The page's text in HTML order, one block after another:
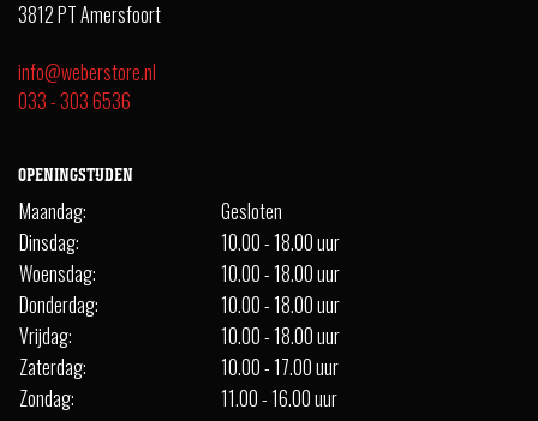
3812 PT Amersfoort
info@weberstore.nl
033 - 303 6536
OPENINGSTIJDEN
Maandag:
Gesloten
Dinsdag:
10.00 - 18.00 uur
Woensdag:
10.00 - 18.00 uur
Donderdag:
10.00 - 18.00 uur
Vrijdag:
10.00 - 18.00 uur
Zaterdag:
10.00 - 17.00 uur
Zondag:
11.00 - 16.00 uur